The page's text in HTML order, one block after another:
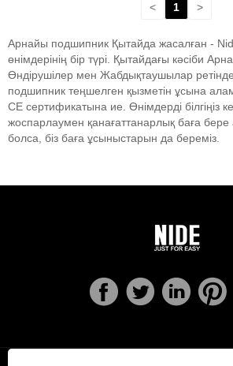
< 1 >
Арнайы подшипник Қытайда жасалған -
өнімдерінің бір түрі. Қытайдағы кәсіби
Өндірушілер мен Жабдықтаушылар
подшипник теңшелген қызметін ұсына
CE сертификатына ие. Өнімдерді білгіңіз
жоспарлаумен қанағаттанарлық баға
болса, біз баға ұсыныстарын да береміз.